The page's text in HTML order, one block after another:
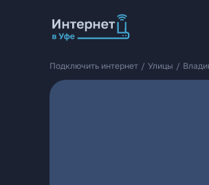
Подключить интернет / Улицы /